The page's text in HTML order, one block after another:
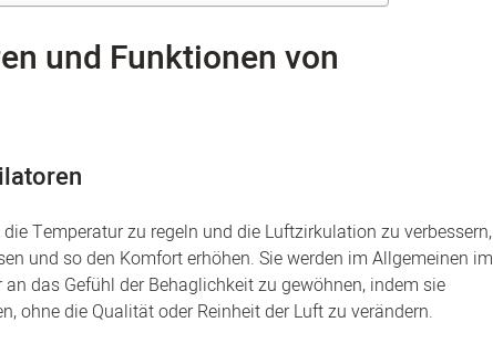
und Funktionen von
Temperatur zu regeln und die Luftzirkulation zu verbessern,
und so den Komfort erhöhen. Sie werden im Allgemeinen im
das Gefühl der Behaglichkeit zu gewöhnen, indem sie
ohne die Qualität oder Reinheit der Luft zu verändern.